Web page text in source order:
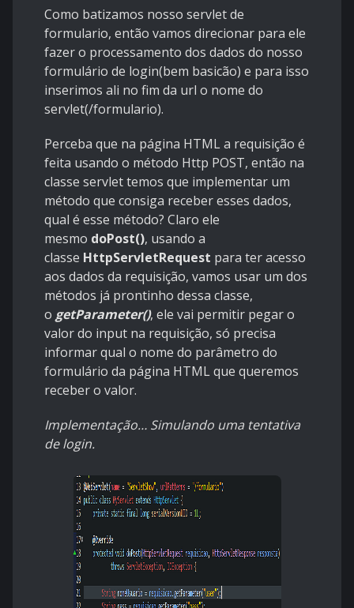
Como batizamos nosso servlet de
formulario, então vamos direcionar para ele
fazer o processamento dos dados do nosso
formulário de login(bem basicão) e para isso
inserimos ali no fim da url o nome do
servlet(/formulario).
Perceba que na página HTML a requisição é
feita usando o método Http POST, então na
classe servlet temos que implementar um
método que consiga receber esses dados,
qual é esse método? Claro ele
mesmo doPost(), usando a
classe HttpServletRequest para ter acesso
aos dados da requisição, vamos usar um dos
métodos já prontinho dessa classe,
o getParameter(), ele vai permitir pegar o
valor do input na requisição, só precisa
informar qual o nome do parâmetro do
formulário da página HTML que queremos
receber o valor.
Implementação… Simulando uma tentativa
de login.